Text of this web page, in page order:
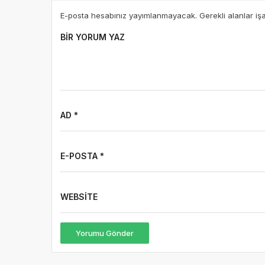
E-posta hesabınız yayımlanmayacak. Gerekli alanlar
BIR YORUM YAZ
AD *
E-POSTA *
WEBSITE
Yorumu Gönder